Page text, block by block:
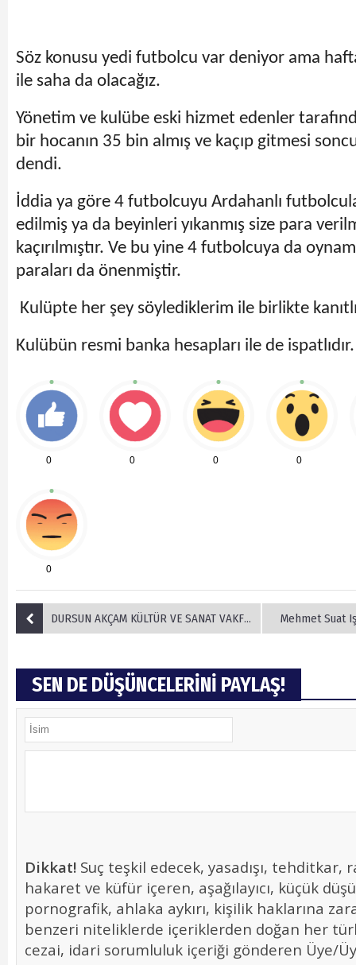
Söz konusu yedi futbolcu var deniyor ama
ile saha da olacağız.
Yönetim ve kulübe eski hizmet edenler
bir hocanın 35 bin almış ve kaçıp gitmesi
dendi.
İddia ya göre 4 futbolcuyu Ardahanlı
edilmiş ya da beyinleri yıkanmış size para
kaçırılmıştır. Ve bu yine 4 futbolcuya da
paraları da önenmiştir.
Kulüpte her şey söylediklerim ile birlikte kanıtlı
Kulübün resmi banka hesapları ile de ispatlıdır.
0 0 0 0
0
DURSUN AKÇAM KÜLTÜR VE SANAT VAKFI TANITIM VE KATILIM TOPLANTISI KARTAL’da ÇOŞKUYLA TAMAMLANDI Mehmet Suat
SEN DE DÜŞÜNCELERİNİ PAYLAŞ!
Dikkat! Suç teşkil edecek, yasadışı, tehditkar,
hakaret ve küfür içeren, aşağılayıcı, küçük
pornografik, ahlaka aykırı, kişilik haklarına
benzeri niteliklerde içeriklerden doğan her
cezai, idari sorumluluk içeriği gönderen Üye/